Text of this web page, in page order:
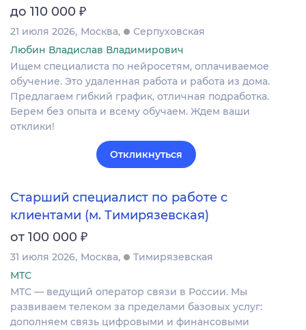
до 110 000 ₽
21 июля 2026 Москва
Серпуховская
Любин Владислав Владимирович
Ищем специалиста по нейросетям, оплачиваемое
обучение. Это удаленная работа и работа из дома.
Предлагаем гибкий график, отличная подработка.
Берем без опыта и всему обучаем. Ждем ваши
отклики!
Откликнуться
Старший специалист по работе с
клиентами (м. Тимирязевская)
от 100 000 ₽
31 июля 2026 Москва
Тимирязевская
МТС
МТС — ведущий оператор связи в России. Мы
развиваем телеком за пределами базовых услуг:
дополняем связь цифровыми и финансовыми